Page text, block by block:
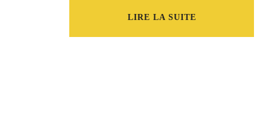
LIRE LA SUITE